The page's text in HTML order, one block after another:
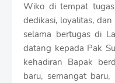
Wiko di tempat
dedikasi, loyalitas,
selama bertugas di
datang kepada Pak
kehadiran Bapak
baru, semangat